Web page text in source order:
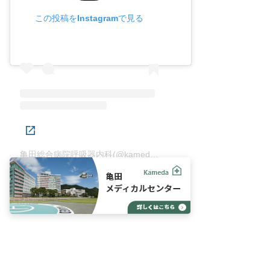
この投稿をInstagramで見る
亀田総合病院呼吸器内科(@kameda.pulmonary.m)がシェアした投稿